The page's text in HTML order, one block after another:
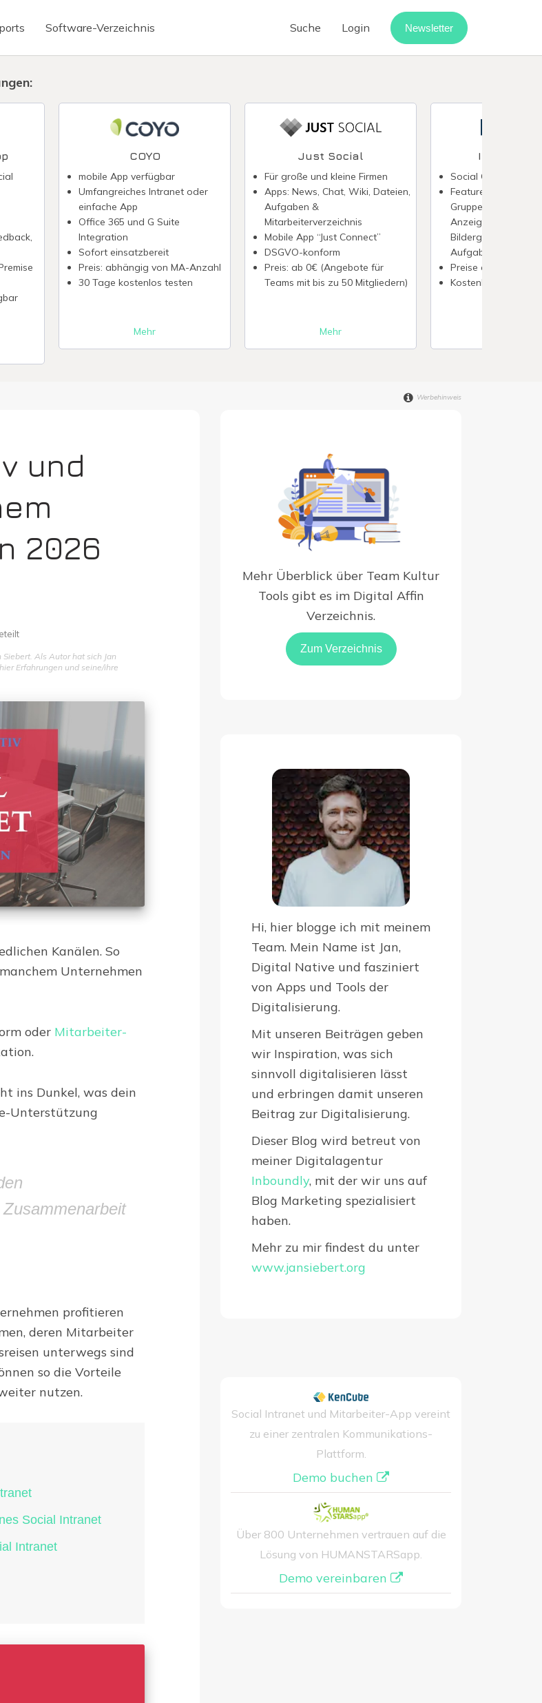
Software-Verzeichnis Suche Login Newsletter
Chatbot erstellen
WhatsApp Newsletter
Fintech-Banken
Präsentieren ohne Powerpoint
Vermietung digitalisieren
Webinar-Software
Digitaler Rechnungseingang
COYO
mobile App verfügbar
Umfangreiches Intranet oder
einfache App
Office 365 und G Suite
Integration
Sofort einsatzbereit
Preis: abhängig von MA-Anzahl
30 Tage kostenlos testen
Mehr
Just Social
Für große und kleine Firmen
Apps: News, Chat, Wiki, Dateien,
Aufgaben &
Mitarbeiterverzeichnis
Mobile App “Just Connect”
DSGVO-konform
Preis: ab 0€ (Angebote für
Teams mit bis zu 50 Mitgliedern)
Mehr
Intrexx
Social
Features:
Gruppen,
Anzeigen,
Bildergalerien,
Aufgaben,
Preise auf Anfrage
Kostenlose Demo
Werbehinweis
und
2026
Siebert. Als Autor hat sich Jan
Erfahrungen und seine/ihre
Kanälen. So
Unternehmen
oder Mitarbeiter-
ins Dunkel, was dein
Unterstützung
profitieren
deren Mitarbeiter
unterwegs sind
so die Vorteile
nutzen.
Social Intranet
Intranet
Mehr Überblick über Team Kultur
Tools gibt es im Digital Affin
Verzeichnis.
Zum Verzeichnis
Hi, hier blogge ich mit meinem
Team. Mein Name ist Jan,
Digital Native und fasziniert
von Apps und Tools der
Digitalisierung.
Mit unseren Beiträgen geben
wir Inspiration, was sich
sinnvoll digitalisieren lässt
und erbringen damit unseren
Beitrag zur Digitalisierung.
Dieser Blog wird betreut von
meiner Digitalagentur
Inboundly, mit der wir uns auf
Blog Marketing spezialisiert
haben.
Mehr zu mir findest du unter
www.jansiebert.org
Social Intranet und Mitarbeiter-App vereint
zu einer zentralen Kommunikations-
Plattform.
Demo buchen
Über 800 Unternehmen vertrauen auf die
Lösung von HUMANSTARSapp.
Demo vereinbaren